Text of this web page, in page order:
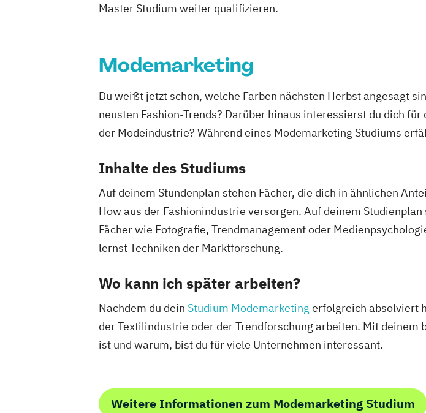
Master Studium weiter qualifizieren.
Modemarketing
Du weißt jetzt schon, welche Farben nächsten Herbst angesagt
neusten Fashion-Trends? Darüber hinaus interessierst du dich
der Modeindustrie? Während eines Modemarketing Studiums
Inhalte des Studiums
Auf deinem Stundenplan stehen Fächer, die dich in ähnlichen
How aus der Fashionindustrie versorgen. Auf deinem
Fächer wie Fotografie, Trendmanagement oder
lernst Techniken der Marktforschung.
Wo kann ich später arbeiten?
Nachdem du dein Studium Modemarketing erfolgreich absolviert
der Textilindustrie oder der Trendforschung arbeiten. Mit deinem
ist und warum, bist du für viele Unternehmen interessant.
Weitere Informationen zum Modemarketing Studium